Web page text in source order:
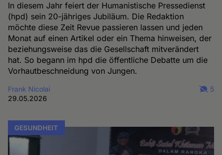
In diesem Jahr feiert der Humanistische Pressedienst
(hpd) sein 20-jähriges Jubiläum. Die Redaktion
möchte diese Zeit Revue passieren lassen und jeden
Monat auf einen Artikel oder ein Thema hinweisen, der
beziehungsweise das die Gesellschaft mitverändert
hat. So begann im hpd die öffentliche Debatte um die
Vorhautbeschneidung von Jungen.
Frank Nicolai
29.05.2026
5
GESUNDHEIT